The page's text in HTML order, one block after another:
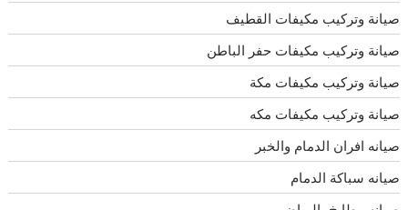
صيانة وتركيب مكيفات القطيف
صيانة وتركيب مكيفات حفر الباطن
صيانة وتركيب مكيفات مكة
صيانة وتركيب مكيفات مكه
صيانه افران الدمام والخبر
صيانه سباكة الدمام